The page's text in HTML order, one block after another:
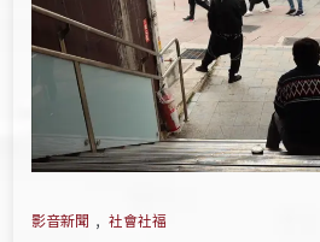
影音新聞 , 社會社福